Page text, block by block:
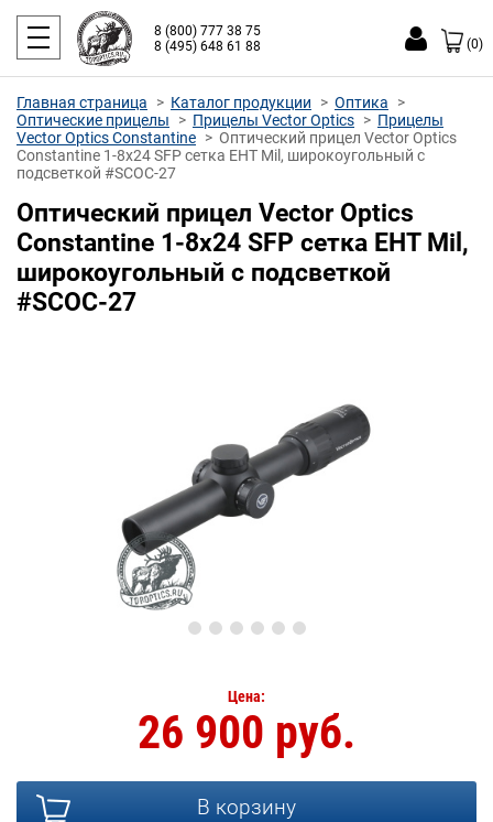
8 (800) 777 38 75
8 (495) 648 61 88
(0)
Главная страница Каталог продукции
Оптика
Оптические прицелы
Прицелы Vector Optics
Прицелы
Vector Optics Constantine
Оптический прицел Vector Optics
Constantine 1-8x24 SFP сетка EHT Mil, широкоугольный с
подсветкой #SCOC-27
Оптический прицел Vector Optics
Constantine 1-8x24 SFP сетка EHT Mil,
широкоугольный с подсветкой
#SCOC-27
Цена:
26 900 руб.
В корзину